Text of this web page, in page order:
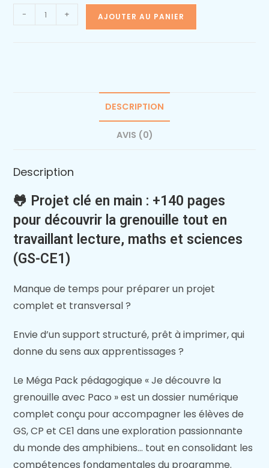
- + AJOUTER AU PANIER
DESCRIPTION
AVIS (0)
Description
🐸 Projet clé en main : +140 pages
pour découvrir la grenouille tout en
travaillant lecture, maths et sciences
(GS-CE1)
Manque de temps pour préparer un projet
complet et transversal ?
Envie d’un support structuré, prêt à imprimer, qui
donne du sens aux apprentissages ?
Le Méga Pack pédagogique « Je découvre la
grenouille avec Paco » est un dossier numérique
complet conçu pour accompagner les élèves de
GS, CP et CE1 dans une exploration passionnante
du monde des amphibiens… tout en consolidant les
compétences fondamentales du programme.